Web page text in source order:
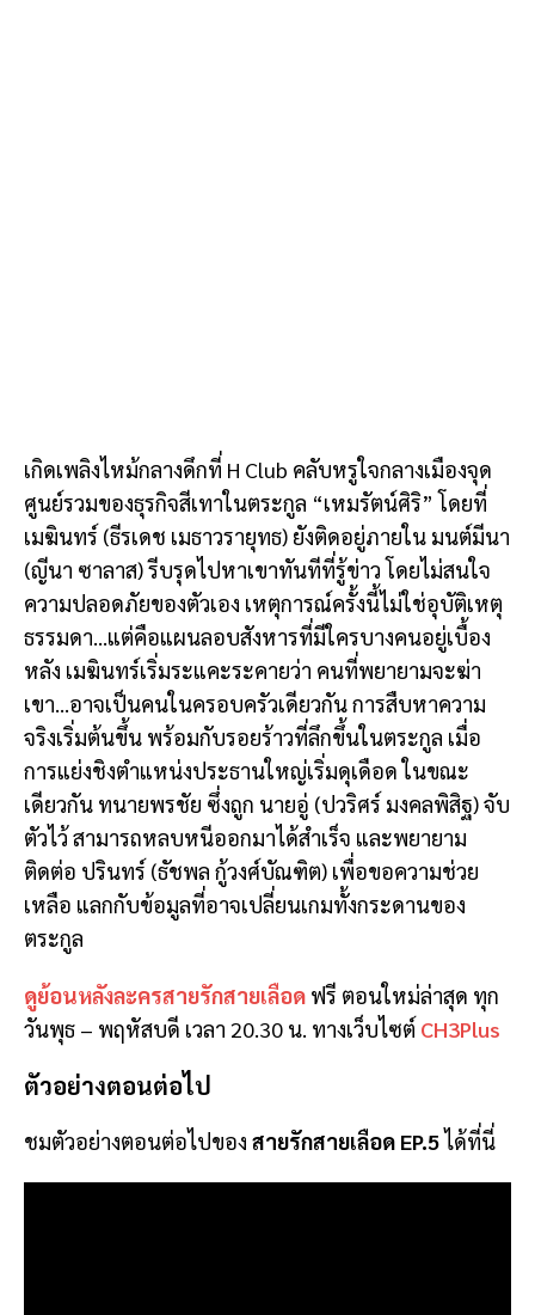
เกิดเพลิงไหม้กลางดึกที่ H Club คลับหรูใจกลางเมืองจุด
ศูนย์รวมของธุรกิจสีเทาในตระกูล “เหมรัตน์ศิริ” โดยที่
เมฆินทร์ (ธีรเดช เมธาวรายุทธ) ยังติดอยู่ภายใน มนต์มีนา
(ญีนา ซาลาส) รีบรุดไปหาเขาทันทีที่รู้ข่าว โดยไม่สนใจ
ความปลอดภัยของตัวเอง เหตุการณ์ครั้งนี้ไม่ใช่อุบัติเหตุ
ธรรมดา…แต่คือแผนลอบสังหารที่มีใครบางคนอยู่เบื้อง
หลัง เมฆินทร์เริ่มระแคะระคายว่า คนที่พยายามจะฆ่า
เขา…อาจเป็นคนในครอบครัวเดียวกัน การสืบหาความ
จริงเริ่มต้นขึ้น พร้อมกับรอยร้าวที่ลึกขึ้นในตระกูล เมื่อ
การแย่งชิงตำแหน่งประธานใหญ่เริ่มดุเดือด ในขณะ
เดียวกัน ทนายพรชัย ซึ่งถูก นายอู่ (ปวริศร์ มงคลพิสิฐ) จับ
ตัวไว้ สามารถหลบหนีออกมาได้สำเร็จ และพยายาม
ติดต่อ ปรินทร์ (ธัชพล กู้วงศ์บัณฑิต) เพื่อขอความช่วย
เหลือ แลกกับข้อมูลที่อาจเปลี่ยนเกมทั้งกระดานของ
ตระกูล
ดูย้อนหลังละครสายรักสายเลือด ฟรี ตอนใหม่ล่าสุด ทุก
วันพุธ – พฤหัสบดี เวลา 20.30 น. ทางเว็บไซต์ CH3Plus
ตัวอย่างตอนต่อไป
ชมตัวอย่างตอนต่อไปของ สายรักสายเลือด EP.5ได้ที่นี่